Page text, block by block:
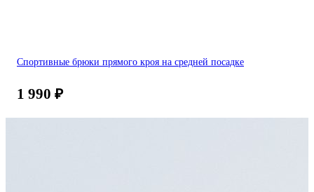
Спортивные брюки прямого кроя на средней посадке
1 990 ₽